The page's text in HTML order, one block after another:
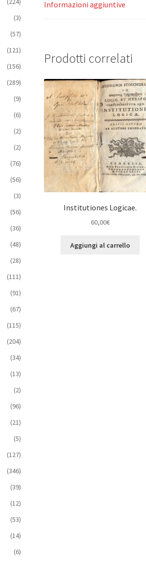
Informazioni aggiuntive
Prodotti correlati
Institutiones Logicae.
60,00€
Aggiungi al carrello
(3)
(57)
(121)
(156)
(289)
(9)
(6)
(2)
(2)
(76)
(56)
(3)
(56)
(36)
(48)
(28)
(111)
(91)
(67)
(115)
(204)
(34)
(13)
(2)
(96)
(21)
(5)
(127)
(346)
(39)
(12)
(53)
(14)
(6)